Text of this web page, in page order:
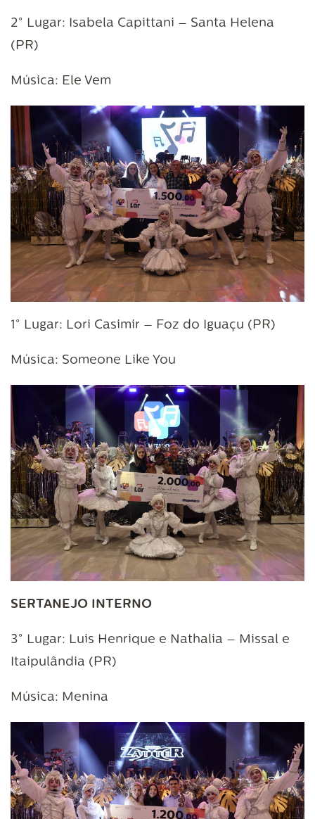
2° Lugar: Isabela Capittani – Santa Helena
(PR)
Música: Ele Vem
1° Lugar: Lori Casimir – Foz do Iguaçu (PR)
Música: Someone Like You
SERTANEJO INTERNO
3° Lugar: Luis Henrique e Nathalia – Missal e
Itaipulândia (PR)
Música: Menina